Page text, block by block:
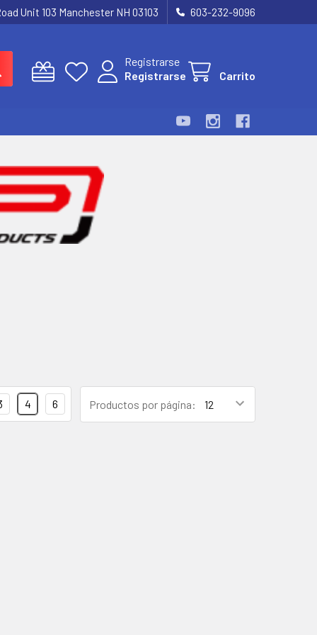
Unit 103 Manchester NH 03103 603-232-9096
Registrarse
Registrarse
Carrito
Productos por página:
4 6